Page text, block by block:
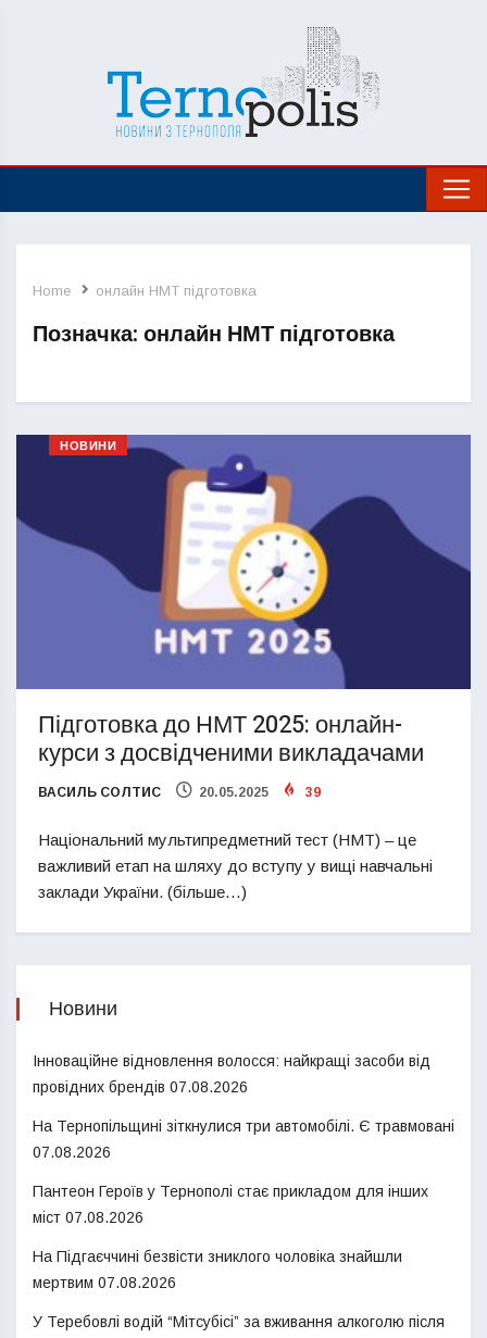
Home онлайн НМТ підготовка
Позначка: онлайн НМТ підготовка
НОВИНИ
Підготовка до НМТ 2025: онлайн-
курси з досвідченими викладачами
ВАСИЛЬ СОЛТИС 20.05.2025 39
Національний мультипредметний тест (НМТ) – це
важливий етап на шляху до вступу у вищі навчальні
заклади України. (більше…)
Новини
Інноваційне відновлення волосся: найкращі засоби від
провідних брендів 07.08.2026
На Тернопільщині зіткнулися три автомобілі. Є травмовані
07.08.2026
Пантеон Героїв у Тернополі стає прикладом для інших
міст 07.08.2026
На Підгаєччині безвісти зниклого чоловіка знайшли
мертвим 07.08.2026
У Теребовлі водій “Мітсубісі” за вживання алкоголю після